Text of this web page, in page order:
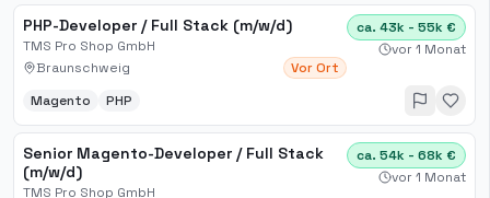
PHP-Developer / Full Stack (m/w/d)
TMS Pro Shop GmbH
Braunschweig
Vor Ort
ca. 43k - 55k €
vor 1 Monat
Magento PHP
Senior Magento-Developer / Full Stack
(m/w/d)
TMS Pro Shop GmbH
ca. 54k - 68k €
vor 1 Monat